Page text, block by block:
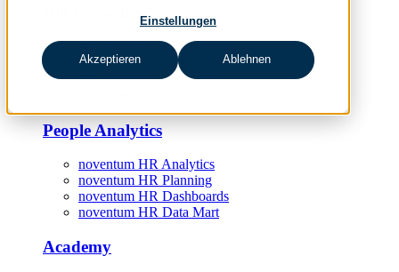
Einstellungen
Akzeptieren Ablehnen
HR Consulting
HR Digitalisierungsstrategie
HR-Prozessmanagement
HR-Projektmanagement
People Analytics
noventum HR Analytics
noventum HR Planning
noventum HR Dashboards
noventum HR Data Mart
Academy